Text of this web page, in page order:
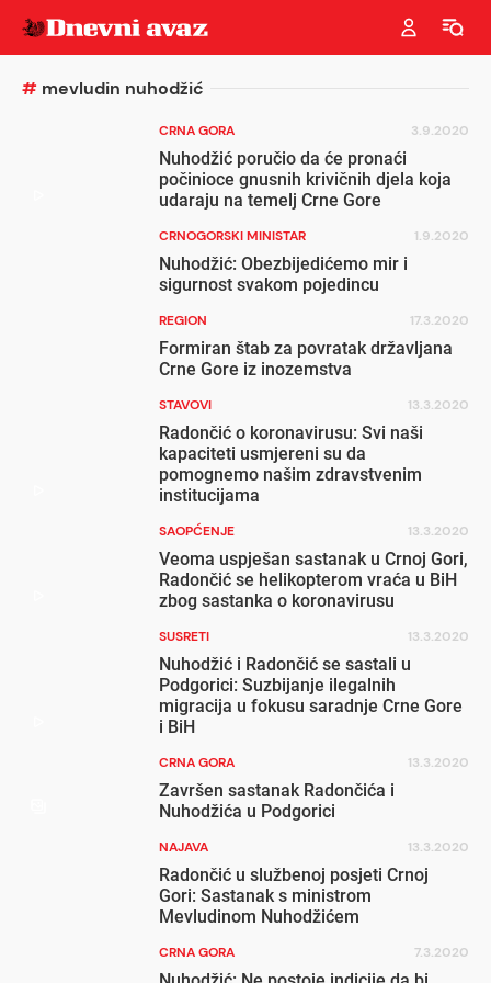
# mevludin nuhodžić
CRNA GORA 3.9.2020
Nuhodžić poručio da će pronaći
počinioce gnusnih krivičnih djela koja
udaraju na temelj Crne Gore
CRNOGORSKI MINISTAR 1.9.2020
Nuhodžić: Obezbijedićemo mir i
sigurnost svakom pojedincu
REGION 17.3.2020
Formiran štab za povratak državljana
Crne Gore iz inozemstva
STAVOVI 13.3.2020
Radončić o koronavirusu: Svi naši
kapaciteti usmjereni su da
pomognemo našim zdravstvenim
institucijama
SAOPĆENJE 13.3.2020
Veoma uspješan sastanak u Crnoj Gori,
Radončić se helikopterom vraća u BiH
zbog sastanka o koronavirusu
SUSRETI 13.3.2020
Nuhodžić i Radončić se sastali u
Podgorici: Suzbijanje ilegalnih
migracija u fokusu saradnje Crne Gore
i BiH
CRNA GORA 13.3.2020
Završen sastanak Radončića i
Nuhodžića u Podgorici
NAJAVA 13.3.2020
Radončić u službenoj posjeti Crnoj
Gori: Sastanak s ministrom
Mevludinom Nuhodžićem
CRNA GORA 7.3.2020